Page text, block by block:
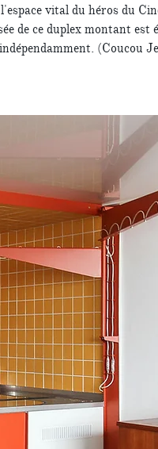
vital du héros du
de ce duplex montant est
(Coucou